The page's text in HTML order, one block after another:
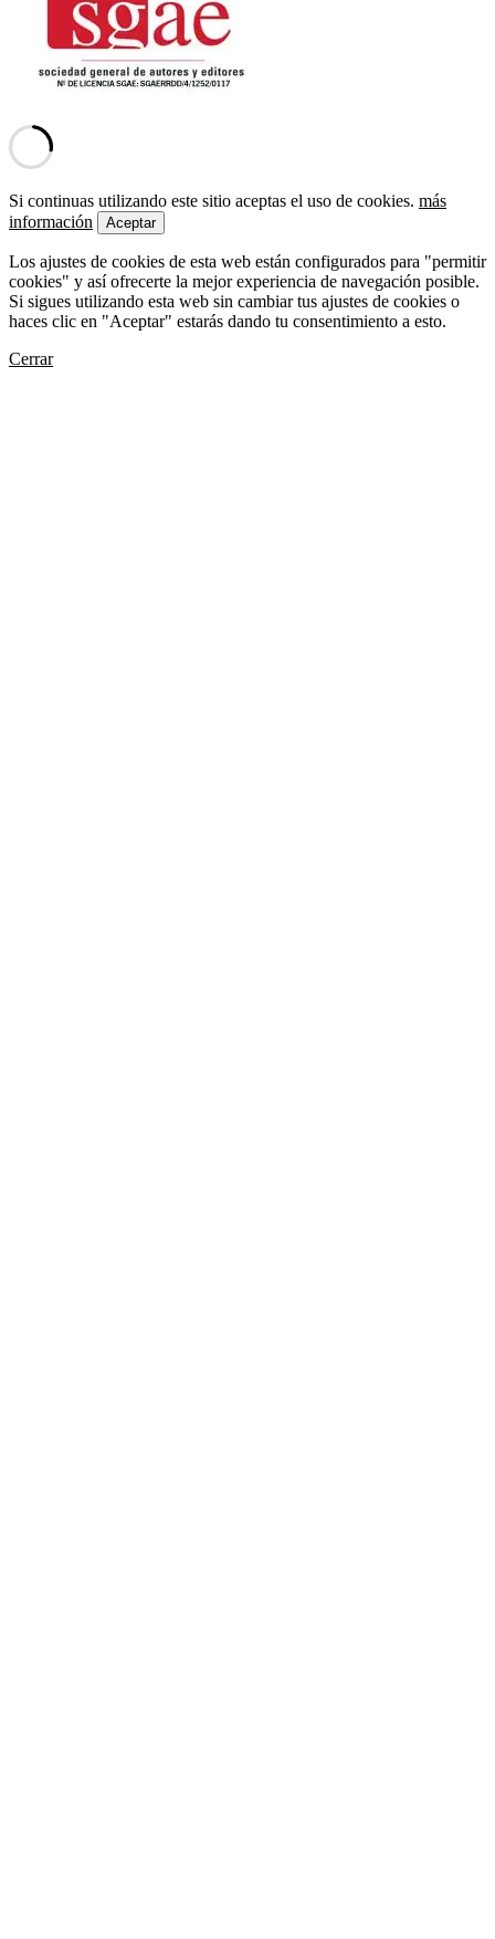
Si continuas utilizando este sitio aceptas el uso de cookies. más
información
Aceptar
Los ajustes de cookies de esta web están configurados para "permitir
cookies" y así ofrecerte la mejor experiencia de navegación posible.
Si sigues utilizando esta web sin cambiar tus ajustes de cookies o
haces clic en "Aceptar" estarás dando tu consentimiento a esto.
Cerrar